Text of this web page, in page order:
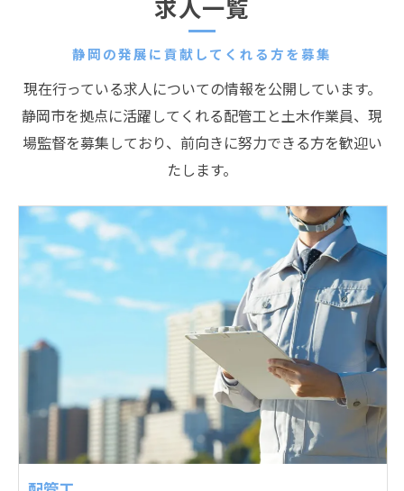
静岡の発展に貢献してくれる方を募集
求人一覧
現在行っている求人についての情報を公開しています。
静岡市を拠点に活躍してくれる配管工と土木作業員、現
場監督を募集しており、前向きに努力できる方を歓迎い
たします。